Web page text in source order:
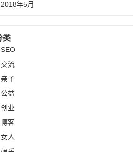
2018年5月
类
SEO
交流
亲子
公益
创业
博客
女人